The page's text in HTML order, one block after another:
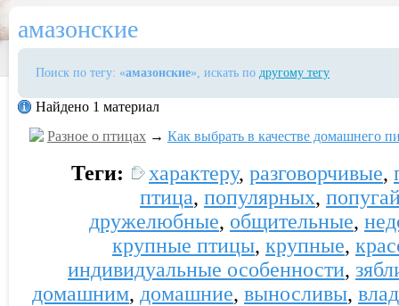
амазонские
Поиск по тегу: «амазонские», искать по другому тегу
Найдено 1 материал
Разное о птицах → Как выбрать в качестве домашнего
Теги: характеру, разговорчивые,
птица, популярных,
дружелюбные, общительные,
крупные птицы, крупные,
индивидуальные особенности,
домашним, домашние, выносливы,